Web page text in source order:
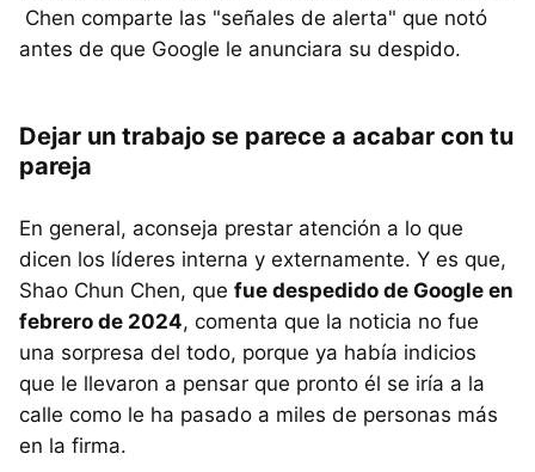
Chen comparte las "señales de alerta" que notó
antes de que Google le anunciara su despido.
Dejar un trabajo se parece a acabar con tu
pareja
En general, aconseja prestar atención a lo que
dicen los líderes interna y externamente. Y es que,
Shao Chun Chen, que fue despedido de Google en
febrero de 2024, comenta que la noticia no fue
una sorpresa del todo, porque ya había indicios
que le llevaron a pensar que pronto él se iría a la
calle como le ha pasado a miles de personas más
en la firma.